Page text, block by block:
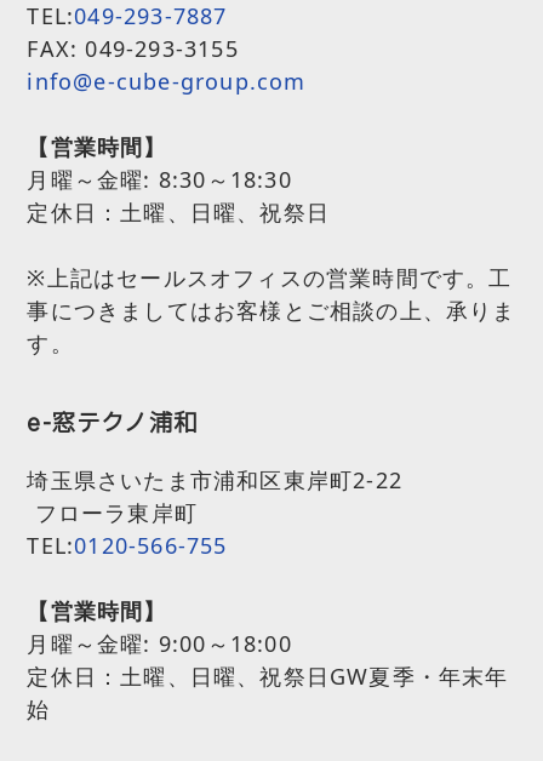
TEL:049-293-7887
FAX: 049-293-3155
info@e-cube-group.com
【営業時間】
月曜～金曜: 8:30～18:30
定休日：土曜、日曜、祝祭日
※上記はセールスオフィスの営業時間です。工
事につきましてはお客様とご相談の上、承りま
す。
e-窓テクノ浦和
埼玉県さいたま市浦和区東岸町2-22
フローラ東岸町
TEL:0120-566-755
【営業時間】
月曜～金曜: 9:00～18:00
定休日：土曜、日曜、祝祭日GW夏季・年末年
始